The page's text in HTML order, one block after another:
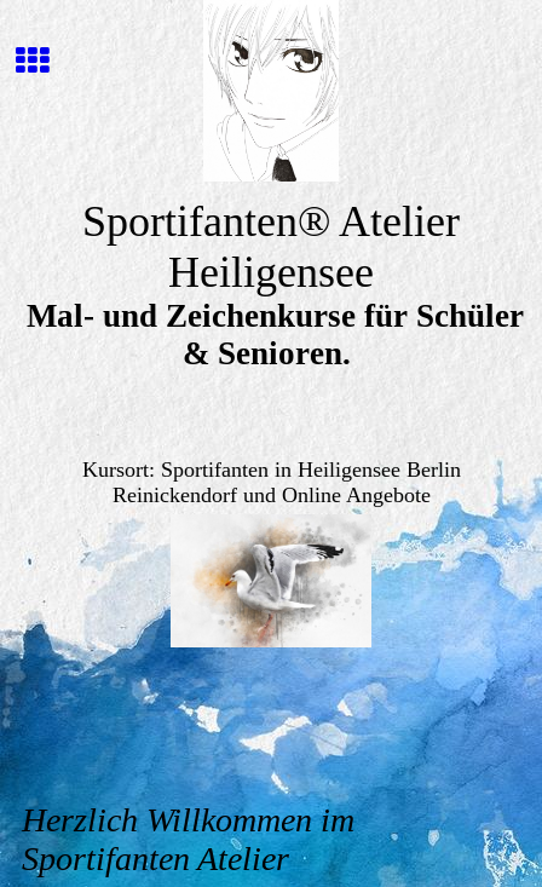
Sportifanten® Atelier
Heiligensee
Mal- und Zeichenkurse für Schüler
& Senioren.
Kursort: Sportifanten in Heiligensee Berlin
Reinickendorf und Online Angebote
Herzlich Willkommen im
Sportifanten Atelier